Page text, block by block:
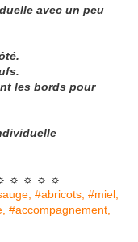
avec un peu
les bords pour
☼ ☼ ☼ ☼
#abricots, #miel,
#accompagnement,